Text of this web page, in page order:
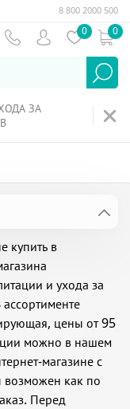
8 800 2000 500
0 0
ЗА
купить в
и ухода за
цены от 95
можно в нашем
магазине с
возможен как по
Перед